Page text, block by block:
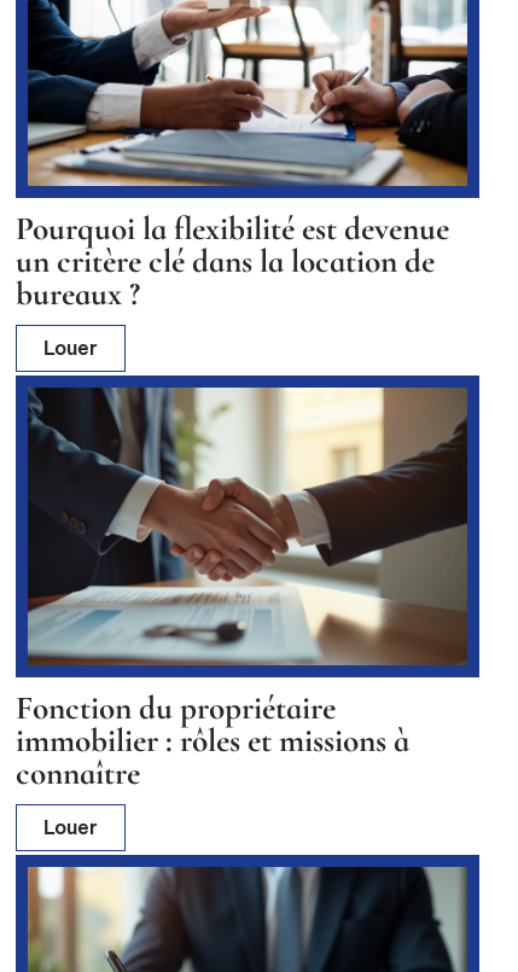
Pourquoi la flexibilité est devenue
un critère clé dans la location de
bureaux ?
Louer
Fonction du propriétaire
immobilier : rôles et missions à
connaître
Louer